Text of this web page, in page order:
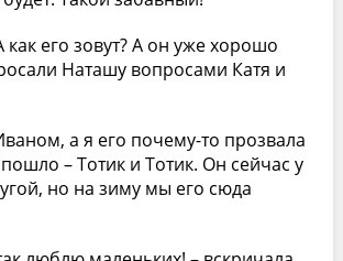
как его зовут? А он уже хорошо
Наташу вопросами Катя и
а я его почему-то прозвала
– Тотик и Тотик. Он сейчас у
но на зиму мы его сюда